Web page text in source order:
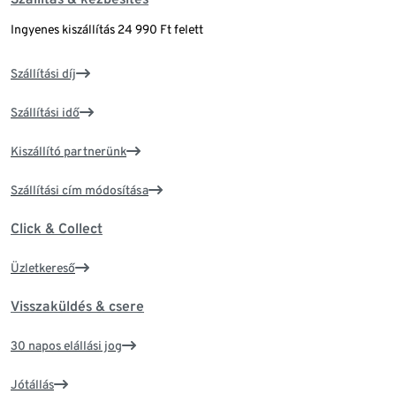
Ingyenes kiszállítás 24 990 Ft felett
Szállítási díj
Szállítási idő
Kiszállító partnerünk
Szállítási cím módosítása
Click & Collect
Üzletkereső
Visszaküldés & csere
30 napos elállási jog
Jótállás